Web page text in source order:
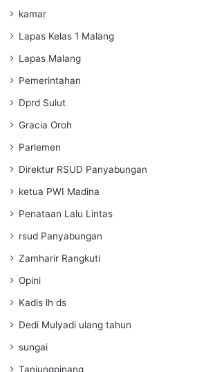
kamar
Lapas Kelas 1 Malang
Lapas Malang
Pemerintahan
Dprd Sulut
Gracia Oroh
Parlemen
Direktur RSUD Panyabungan
ketua PWI Madina
Penataan Lalu Lintas
rsud Panyabungan
Zamharir Rangkuti
Opini
Kadis lh ds
Dedi Mulyadi ulang tahun
sungai
Tanjungpinang